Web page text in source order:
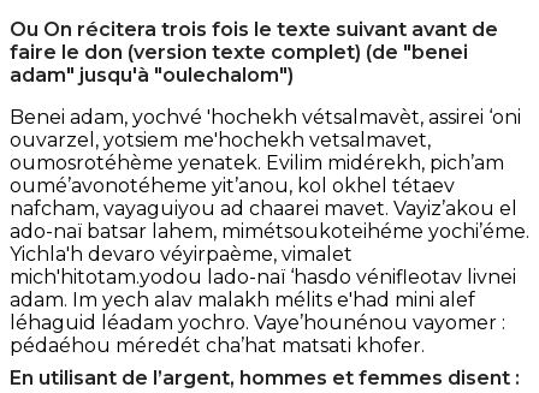
Ou On récitera trois fois le texte suivant avant de
faire le don (version texte complet) (de "benei
adam" jusqu'à "oulechalom")
Benei adam, yochvé 'hochekh vétsalmavèt, assirei ‘oni
ouvarzel, yotsiem me'hochekh vetsalmavet,
oumosrotéhème yenatek. Evilim midérekh, pich’am
oumé’avonotéheme yit’anou, kol okhel tétaev
nafcham, vayaguiyou ad chaarei mavet. Vayiz’akou el
ado-naï batsar lahem, mimétsoukoteihéme yochi’éme.
Yichla'h devaro véyirpaème, vimalet
mich'hitotam.yodou lado-naï ‘hasdo vénifleotav livnei
adam. Im yech alav malakh mélits e'had mini alef
léhaguid léadam yochro. Vaye’hounénou vayomer :
pédaéhou méredét cha’hat matsati khofer.
En utilisant de l’argent, hommes et femmes disent :